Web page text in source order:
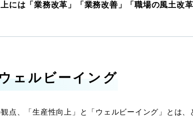
には「業務改革」「業務改善」「職場の風土改
ェルビーイング
点、「生産性向上」と「ウェルビーイング」とは、